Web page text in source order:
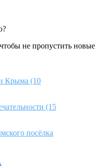
не пропустить новые
Крыма (10
(15
посёлка